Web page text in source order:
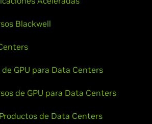
optimizado y estándar para
la compatibilidad de desarrollo
la infraestructura local. Desarrolle
cualquier lugar.
Blackwell
GPU para Data Centers
de GPU para Data Centers
de Data Centers